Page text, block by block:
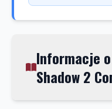
Informacje
Shadow 2